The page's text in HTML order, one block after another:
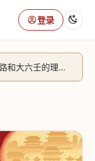
登录